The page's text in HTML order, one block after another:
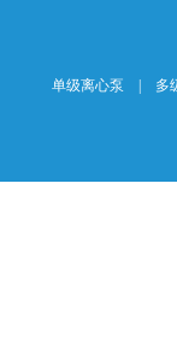
单级离心泵 多